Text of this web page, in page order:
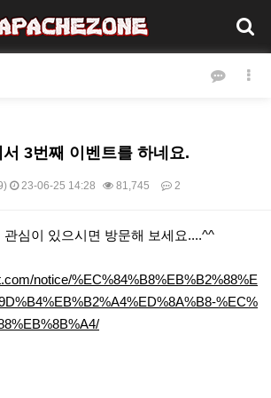
3번째 이벤트를 하네요.
23-06-25 14:28 81,745 2
심이 있으시면 방문해 보세요....^^
notice/%EC%84%B8%EB%B2%88%E
%EC%